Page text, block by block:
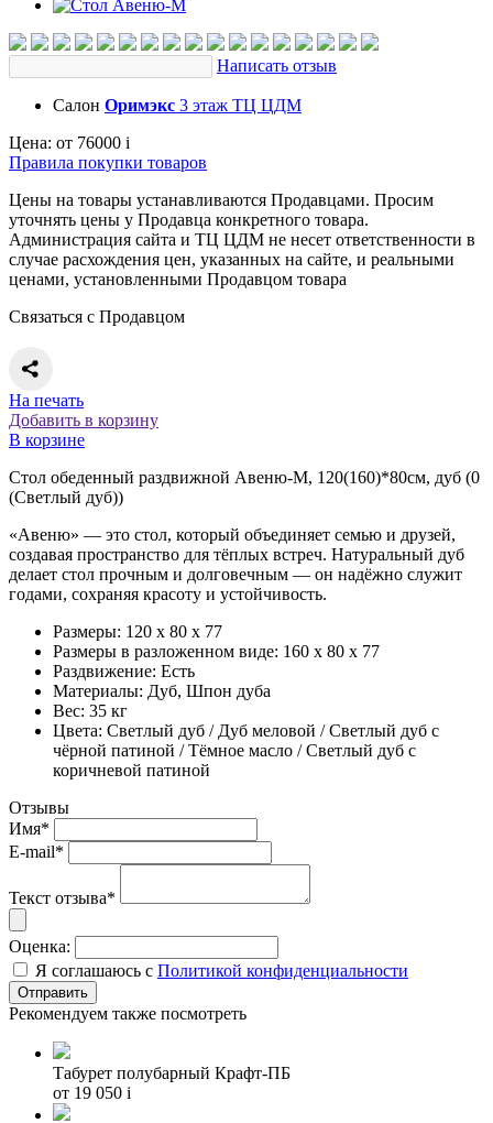
Написать отзыв
Салон Оримэкс 3 этаж ТЦ ЦДМ
Цена: от 76000 i
Правила покупки товаров
Цены на товары устанавливаются Продавцами. Просим
уточнять цены у Продавца конкретного товара.
Администрация сайта и ТЦ ЦДМ не несет ответственности в
случае расхождения цен, указанных на сайте, и реальными
ценами, установленными Продавцом товара
Связаться с Продавцом
На печать
Добавить в корзину
В корзине
Стол обеденный раздвижной Авеню-М, 120(160)*80см, дуб (0
(Светлый дуб))
«Авеню» — это стол, который объединяет семью и друзей,
создавая пространство для тёплых встреч. Натуральный дуб
делает стол прочным и долговечным — он надёжно служит
годами, сохраняя красоту и устойчивость.
Размеры: 120 x 80 x 77
Размеры в разложенном виде: 160 x 80 x 77
Раздвижение: Есть
Материалы: Дуб, Шпон дуба
Вес: 35 кг
Цвета: Светлый дуб / Дуб меловой / Светлый дуб с
чёрной патиной / Тёмное масло / Светлый дуб с
коричневой патиной
Отзывы
Имя*
E-mail*
Текст отзыва*
Оценка:
Я соглашаюсь с Политикой конфиденциальности
Рекомендуем также посмотреть
Табурет полубарный Крафт-ПБ
от 19 050 i